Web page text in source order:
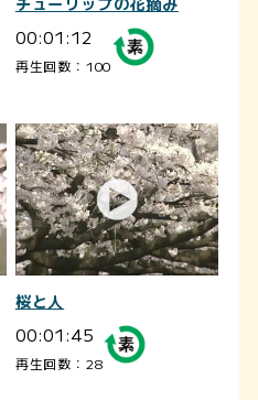
00:01:12
再生回数：100
桜と人
00:01:45
再生回数：28